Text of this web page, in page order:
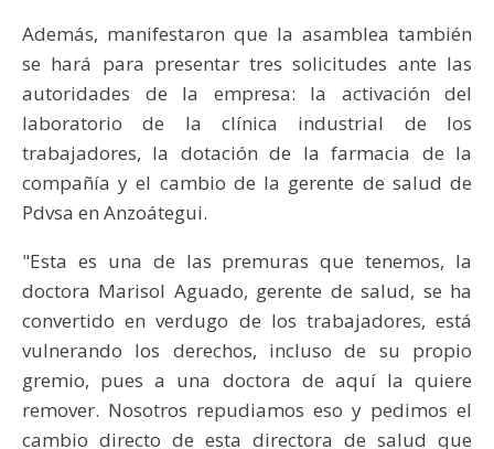
Además, manifestaron que la asamblea también
se hará para presentar tres solicitudes ante las
autoridades de la empresa: la activación del
laboratorio de la clínica industrial de los
trabajadores, la dotación de la farmacia de la
compañía y el cambio de la gerente de salud de
Pdvsa en Anzoátegui.
"Esta es una de las premuras que tenemos, la
doctora Marisol Aguado, gerente de salud, se ha
convertido en verdugo de los trabajadores, está
vulnerando los derechos, incluso de su propio
gremio, pues a una doctora de aquí la quiere
remover. Nosotros repudiamos eso y pedimos el
cambio directo de esta directora de salud que